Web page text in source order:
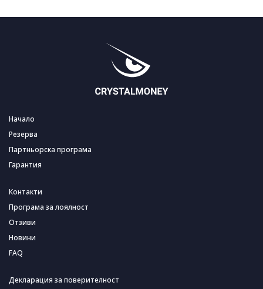
Начало
Резерва
Партньорска програма
Гарантия
Контакти
Програма за лоялност
Отзиви
Новини
FAQ
Декларация за поверителност